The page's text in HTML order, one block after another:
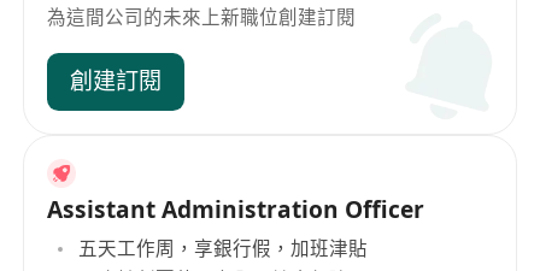
為這間公司的未來上新職位創建訂閱
創建訂閱
Assistant Administration Officer
五天工作周，享銀行假，加班津貼